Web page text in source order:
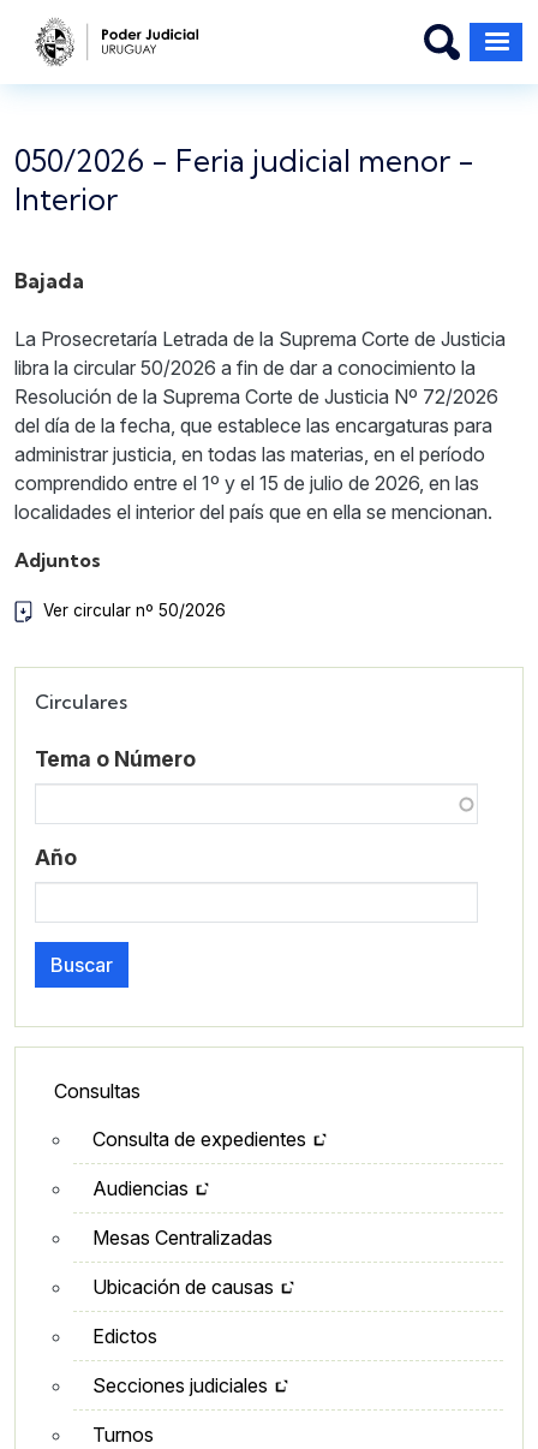
Pasar al contenido principal
050/2026 - Feria judicial menor -
Interior
Bajada
La Prosecretaría Letrada de la Suprema Corte de Justicia
libra la circular 50/2026 a fin de dar a conocimiento la
Resolución de la Suprema Corte de Justicia Nº 72/2026
del día de la fecha, que establece las encargaturas para
administrar justicia, en todas las materias, en el período
comprendido entre el 1º y el 15 de julio de 2026, en las
localidades el interior del país que en ella se mencionan.
Adjuntos
Ver circular nº 50/2026
Circulares
Tema o Número
Año
Buscar
Lateral - Menú secundario
Consultas
Consulta de expedientes
Audiencias
Mesas Centralizadas
Ubicación de causas
Edictos
Secciones judiciales
Turnos